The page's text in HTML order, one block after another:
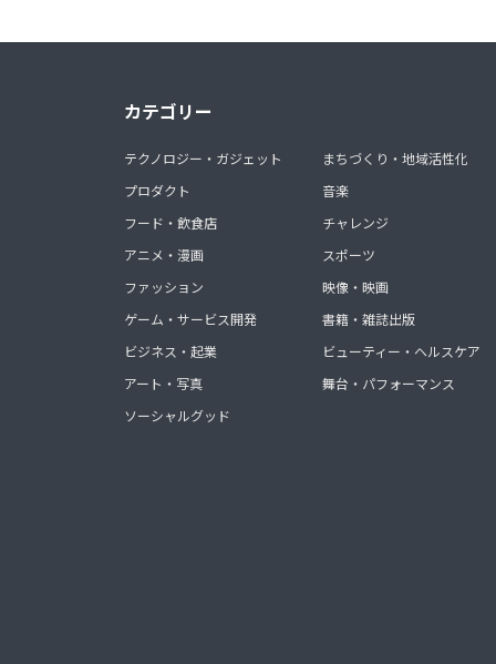
カテゴリー
テクノロジー・ガジェット
プロダクト
フード・飲食店
アニメ・漫画
ファッション
ゲーム・サービス開発
ビジネス・起業
アート・写真
ソーシャルグッド
まちづくり・地域活性化
音楽
チャレンジ
スポーツ
映像・映画
書籍・雑誌出版
ビューティー・ヘルスケア
舞台・パフォーマンス